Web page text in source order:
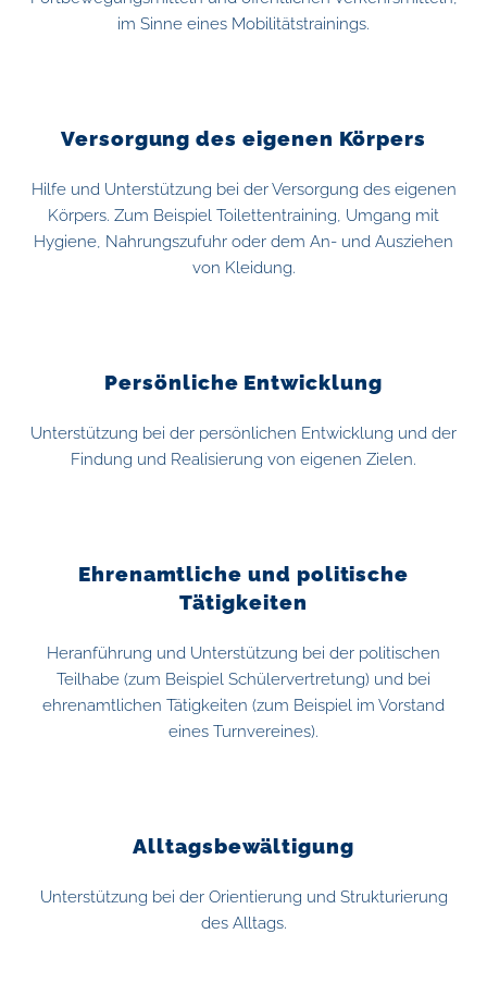
im Sinne eines Mobilitätstrainings.
Versorgung des eigenen Körpers
Hilfe und Unterstützung bei der Versorgung des eigenen
Körpers. Zum Beispiel Toilettentraining, Umgang mit
Hygiene, Nahrungszufuhr oder dem An- und Ausziehen
von Kleidung.
Persönliche Entwicklung
Unterstützung bei der persönlichen Entwicklung und der
Findung und Realisierung von eigenen Zielen.
Ehrenamtliche und politische
Tätigkeiten
Heranführung und Unterstützung bei der politischen
Teilhabe (zum Beispiel Schülervertretung) und bei
ehrenamtlichen Tätigkeiten (zum Beispiel im Vorstand
eines Turnvereines).
Alltagsbewältigung
Unterstützung bei der Orientierung und Strukturierung
des Alltags.